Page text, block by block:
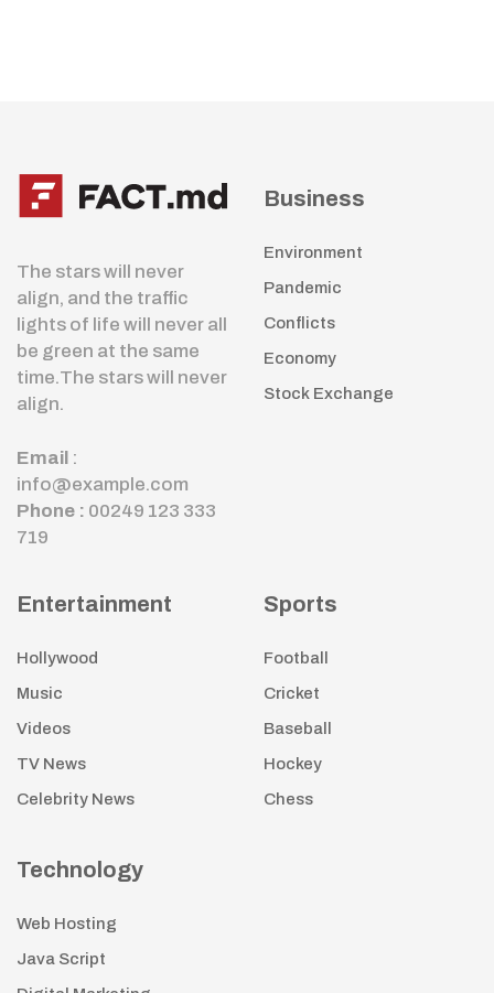
The stars will never
align, and the traffic
lights of life will never all
be green at the same
time.The stars will never
align.
Email :
info@example.com
Phone : 00249 123 333
719
Business
Environment
Pandemic
Conflicts
Economy
Stock Exchange
Entertainment
Hollywood
Music
Videos
TV News
Celebrity News
Sports
Football
Cricket
Baseball
Hockey
Chess
Technology
Web Hosting
Java Script